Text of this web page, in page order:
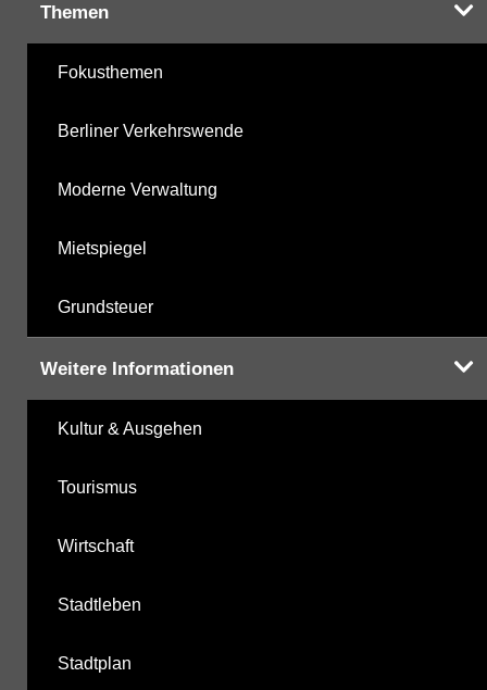
Themen
Fokusthemen
Berliner Verkehrswende
Moderne Verwaltung
Mietspiegel
Grundsteuer
Weitere Informationen
Kultur & Ausgehen
Tourismus
Wirtschaft
Stadtleben
Stadtplan